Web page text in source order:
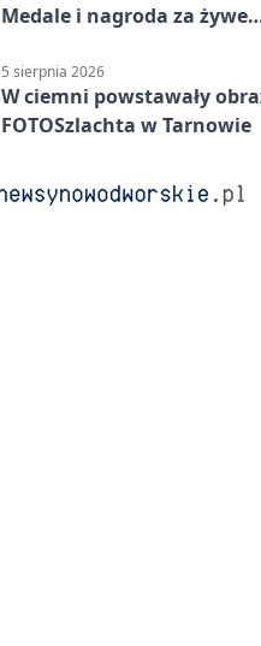
Medale i nagroda za żywe
5 sierpnia 2026
W ciemni powstawały
FOTOSzlachta w Tarnowie